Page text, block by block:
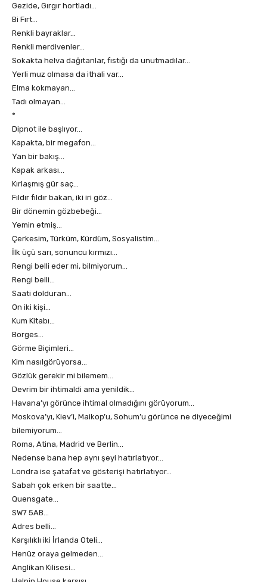
Gezide, Gırgır hortladı…
Bi Fırt…
Renkli bayraklar…
Renkli merdivenler…
Sokakta helva dağıtanlar, fıstığı da unutmadılar…
Yerli muz olmasa da ithali var…
Elma kokmayan…
Tadı olmayan…
*
Dipnot ile başlıyor…
Kapakta, bir megafon…
Yan bir bakış…
Kapak arkası…
Kırlaşmış gür saç…
Fıldır fıldır bakan, iki iri göz…
Bir dönemin gözbebeği…
Yemin etmiş…
Çerkesim, Türküm, Kürdüm, Sosyalistim…
İlk üçü sarı, sonuncu kırmızı…
Rengi belli eder mi, bilmiyorum…
Rengi belli…
Saati dolduran…
On iki kişi…
Kum Kitabı…
Borges…
Görme Biçimleri…
Kim nasılgörüyorsa…
Gözlük gerekir mi bilemem…
Devrim bir ihtimaldi ama yenildik…
Havana’yı görünce ihtimal olmadığını görüyorum…
Moskova’yı, Kiev’i, Maikop’u, Sohum’u görünce ne diyeceğimi
bilemiyorum…
Roma, Atina, Madrid ve Berlin…
Nedense bana hep aynı şeyi hatırlatıyor…
Londra ise şatafat ve gösterişi hatırlatıyor…
Sabah çok erken bir saatte…
Quensgate…
SW7 5AB…
Adres belli…
Karşılıklı iki İrlanda Oteli…
Henüz oraya gelmeden…
Anglikan Kilisesi…